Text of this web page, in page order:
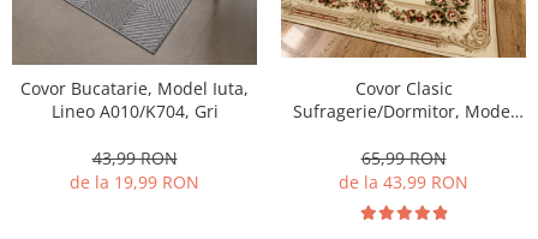
Covor Bucatarie, Model Iuta,
Lineo A010/K704, Gri
43,99 RON
de la 19,99 RON
Covor Clasic
Sufragerie/Dormitor, Model
65,99 RON
de la 43,99 RON